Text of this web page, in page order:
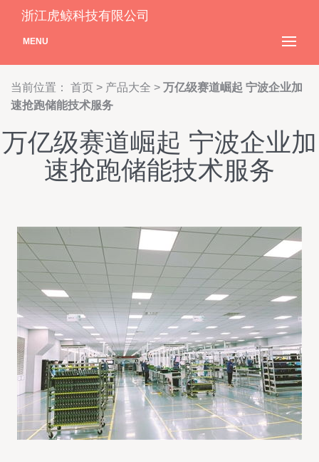
浙江虎鲸科技有限公司
MENU
当前位置： 首页 > 产品大全 > 万亿级赛道崛起 宁波企业加
速抢跑储能技术服务
万亿级赛道崛起 宁波企业加
速抢跑储能技术服务